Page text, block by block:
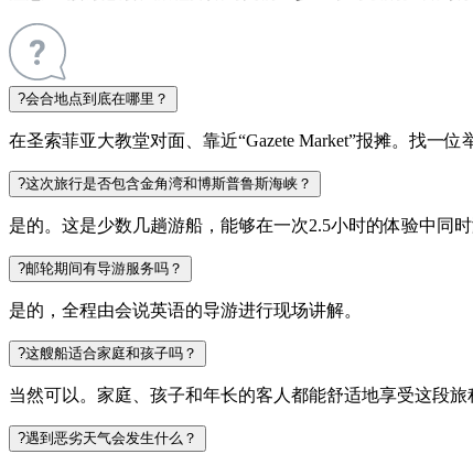
?会合地点到底在哪里？
在圣索菲亚大教堂对面、靠近“Gazete Market”报摊。找一位
?这次旅行是否包含金角湾和博斯普鲁斯海峡？
是的。这是少数几趟游船，能够在一次2.5小时的体验中同时
?邮轮期间有导游服务吗？
是的，全程由会说英语的导游进行现场讲解。
?这艘船适合家庭和孩子吗？
当然可以。家庭、孩子和年长的客人都能舒适地享受这段旅
?遇到恶劣天气会发生什么？